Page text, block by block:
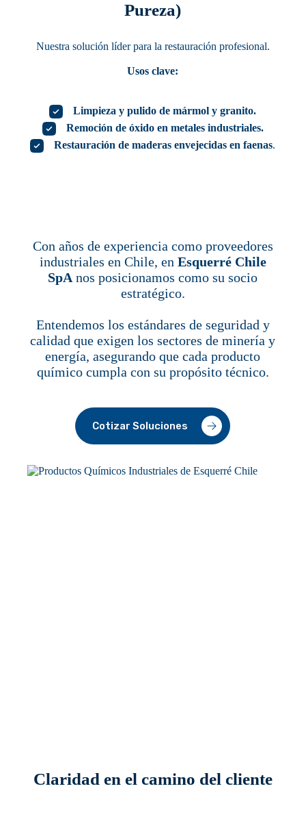
Pureza)
Nuestra solución líder para la restauración profesional.
Usos clave:
Limpieza y pulido de mármol y granito.
Remoción de óxido en metales industriales.
Restauración de maderas envejecidas en faenas.
Con años de experiencia como proveedores
industriales en Chile, en Esquerré Chile
SpA nos posicionamos como su socio
estratégico.
Entendemos los estándares de seguridad y
calidad que exigen los sectores de minería y
energía, asegurando que cada producto
químico cumpla con su propósito técnico.
Cotizar Soluciones
Claridad en el camino del cliente